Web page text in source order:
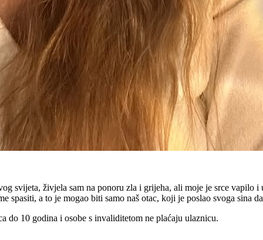
svijeta, živjela sam na ponoru zla i grijeha, ali moje je srce
spasiti, a to je mogao biti samo naš otac, koji je poslao svoga sina
do 10 godina i osobe s invaliditetom ne plaćaju ulaznicu.